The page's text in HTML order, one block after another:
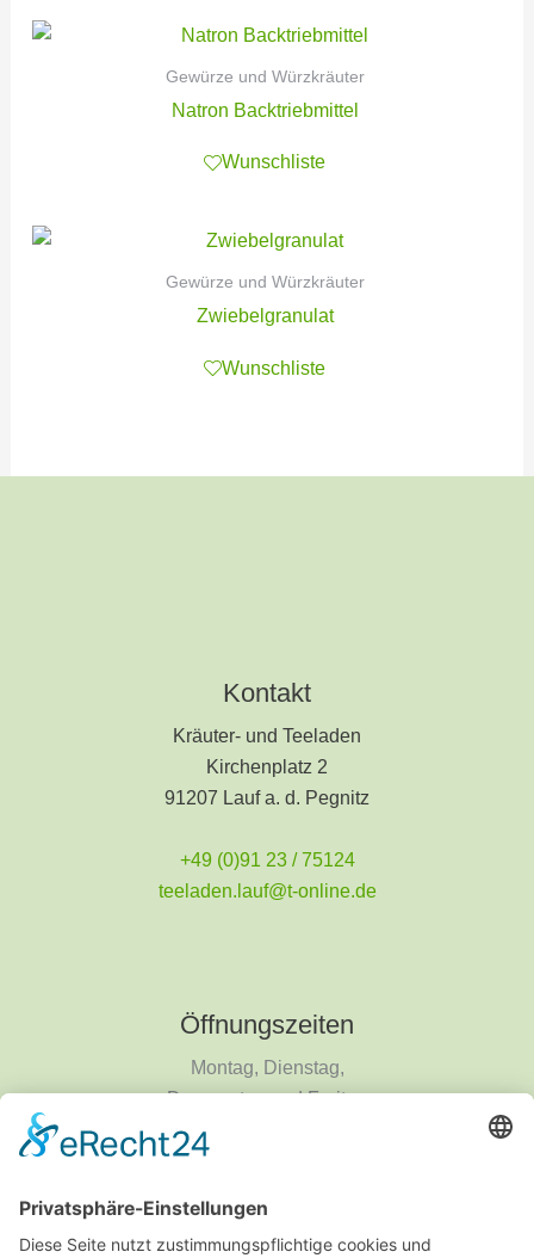
Gewürze und Würzkräuter
Natron Backtriebmittel
Wunschliste
Gewürze und Würzkräuter
Zwiebelgranulat
Wunschliste
Kontakt
Kräuter- und Teeladen
Kirchenplatz 2
91207 Lauf a. d. Pegnitz
+49 (0)91 23 / 75124
teeladen.lauf@t-online.de
Öffnungszeiten
Montag, Dienstag,
Donnerstag und Freitag
9 - 14 Uhr